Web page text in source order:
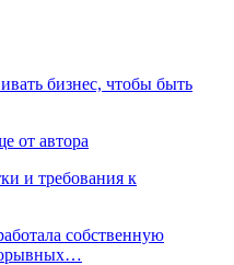
бизнес, чтобы быть
от автора
и требования к
собственную